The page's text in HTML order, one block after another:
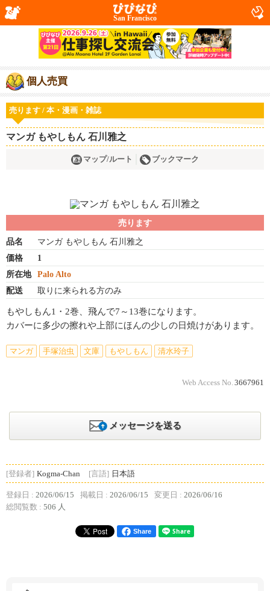
San Francisco
個人売買
売ります / 本・漫画・雑誌
マンガ もやしもん 石川雅之
マップ/ルート ブックマーク
売ります
品名
マンガ もやしもん 石川雅之
価格
1
所在地
Palo Alto
配送
取りに来られる方のみ
もやしもん1・2巻、飛んで7～13巻になります。
カバーに多少の擦れや上部にほんの少しの日焼けがあります。
マンガ 手塚治虫 文庫 もやしもん 清水玲子
Web Access No. 3667961
メッセージを送る
[登録者] Kogma-Chan [言語] 日本語
登録日 : 2026/06/15 掲載日 : 2026/06/15 変更日 : 2026/06/16
総閲覧数 : 506 人
Share